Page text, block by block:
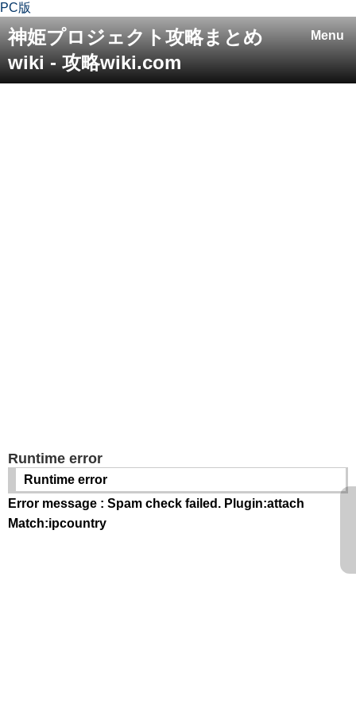
PC版
Menu
神姫プロジェクト攻略まとめ
wiki - 攻略wiki.com
Runtime error
Runtime error
Error message : Spam check failed. Plugin:attach
Match:ipcountry